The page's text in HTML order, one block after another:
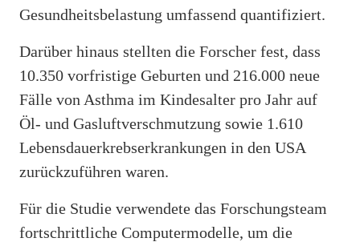
Gesundheitsbelastung umfassend quantifiziert.
Darüber hinaus stellten die Forscher fest, dass
10.350 vorfristige Geburten und 216.000 neue
Fälle von Asthma im Kindesalter pro Jahr auf
Öl- und Gasluftverschmutzung sowie 1.610
Lebensdauerkrebserkrankungen in den USA
zurückzuführen waren.
Für die Studie verwendete das Forschungsteam
fortschrittliche Computermodelle, um die